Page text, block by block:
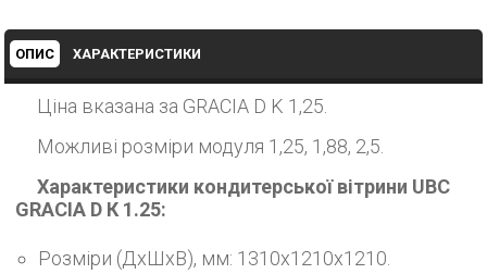
ОПИС ХАРАКТЕРИСТИКИ
Ціна вказана за GRACIA D K 1,25.
Можливі розміри модуля 1,25, 1,88, 2,5.
Характеристики кондитерської вітрини UBC
GRACIA D К 1.25:
Розміри (ДхШхВ), мм: 1310х1210х1210.